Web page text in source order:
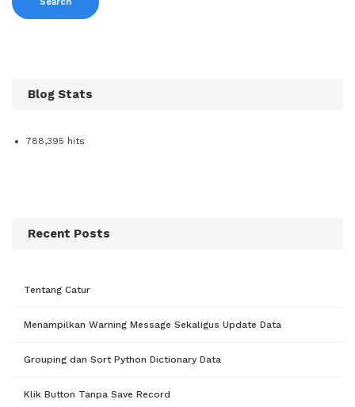
Blog Stats
788,395 hits
Recent Posts
Tentang Catur
Menampilkan Warning Message Sekaligus Update Data
Grouping dan Sort Python Dictionary Data
Klik Button Tanpa Save Record